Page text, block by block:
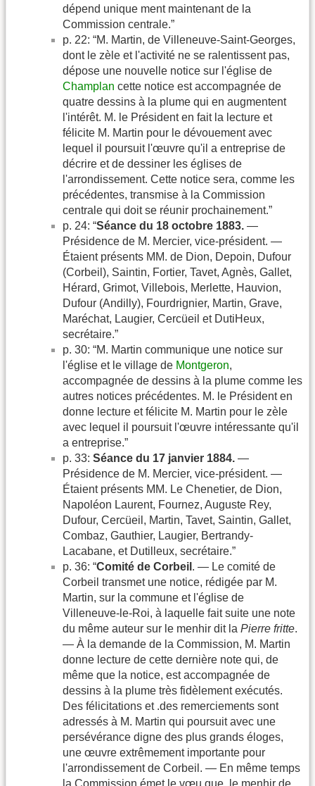
dépend unique ment maintenant de la
Commission centrale.”
p. 22: “M. Martin, de Villeneuve-Saint-Georges,
dont le zèle et l'activité ne se ralentissent pas,
dépose une nouvelle notice sur l'église de
Champlan cette notice est accompagnée de
quatre dessins à la plume qui en augmentent
l'intérêt. M. le Président en fait la lecture et
félicite M. Martin pour le dévouement avec
lequel il poursuit l'œuvre qu'il a entreprise de
décrire et de dessiner les églises de
l'arrondissement. Cette notice sera, comme les
précédentes, transmise à la Commission
centrale qui doit se réunir prochainement.”
p. 24: “Séance du 18 octobre 1883. —
Présidence de M. Mercier, vice-président. —
Étaient présents MM. de Dion, Depoin, Dufour
(Corbeil), Saintin, Fortier, Tavet, Agnès, Gallet,
Hérard, Grimot, Villebois, Merlette, Hauvion,
Dufour (Andilly), Fourdrignier, Martin, Grave,
Maréchat, Laugier, Cercüeil et DutiHeux,
secrétaire.”
p. 30: “M. Martin communique une notice sur
l'église et le village de Montgeron,
accompagnée de dessins à la plume comme les
autres notices précédentes. M. le Président en
donne lecture et félicite M. Martin pour le zèle
avec lequel il poursuit l'œuvre intéressante qu'il
a entreprise.”
p. 33: Séance du 17 janvier 1884. —
Présidence de M. Mercier, vice-président. —
Étaient présents MM. Le Chenetier, de Dion,
Napoléon Laurent, Fournez, Auguste Rey,
Dufour, Cercüeil, Martin, Tavet, Saintin, Gallet,
Combaz, Gauthier, Laugier, Bertrandy-
Lacabane, et Dutilleux, secrétaire.”
p. 36: “Comité de Corbeil . — Le comité de
Corbeil transmet une notice, rédigée par M.
Martin, sur la commune et l'église de
Villeneuve-le-Roi, à laquelle fait suite une note
du même auteur sur le menhir dit la Pierre fritte.
— À la demande de la Commission, M. Martin
donne lecture de cette dernière note qui, de
même que la notice, est accompagnée de
dessins à la plume très fidèlement exécutés.
Des félicitations et .des remerciements sont
adressés à M. Martin qui poursuit avec une
persévérance digne des plus grands éloges,
une œuvre extrêmement importante pour
l'arrondissement de Corbeil. — En même temps
la Commission émet le vœu que. le menhir de